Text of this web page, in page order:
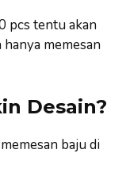
pcs tentu akan
memesan
Desain?
baju di